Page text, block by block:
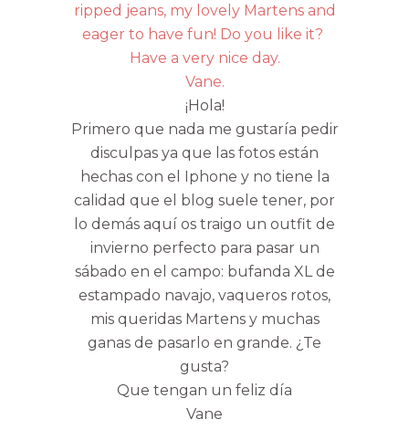
ripped jeans, my lovely Martens and
eager to have fun! Do you like it?
Have a very nice day.
Vane.
¡Hola!
Primero que nada me gustaría pedir
disculpas ya que las fotos están
hechas con el Iphone y no tiene la
calidad que el blog suele tener, por
lo demás aquí os traigo un outfit de
invierno perfecto para pasar un
sábado en el campo: bufanda XL de
estampado navajo, vaqueros rotos,
mis queridas Martens y muchas
ganas de pasarlo en grande. ¿Te
gusta?
Que tengan un feliz día
Vane